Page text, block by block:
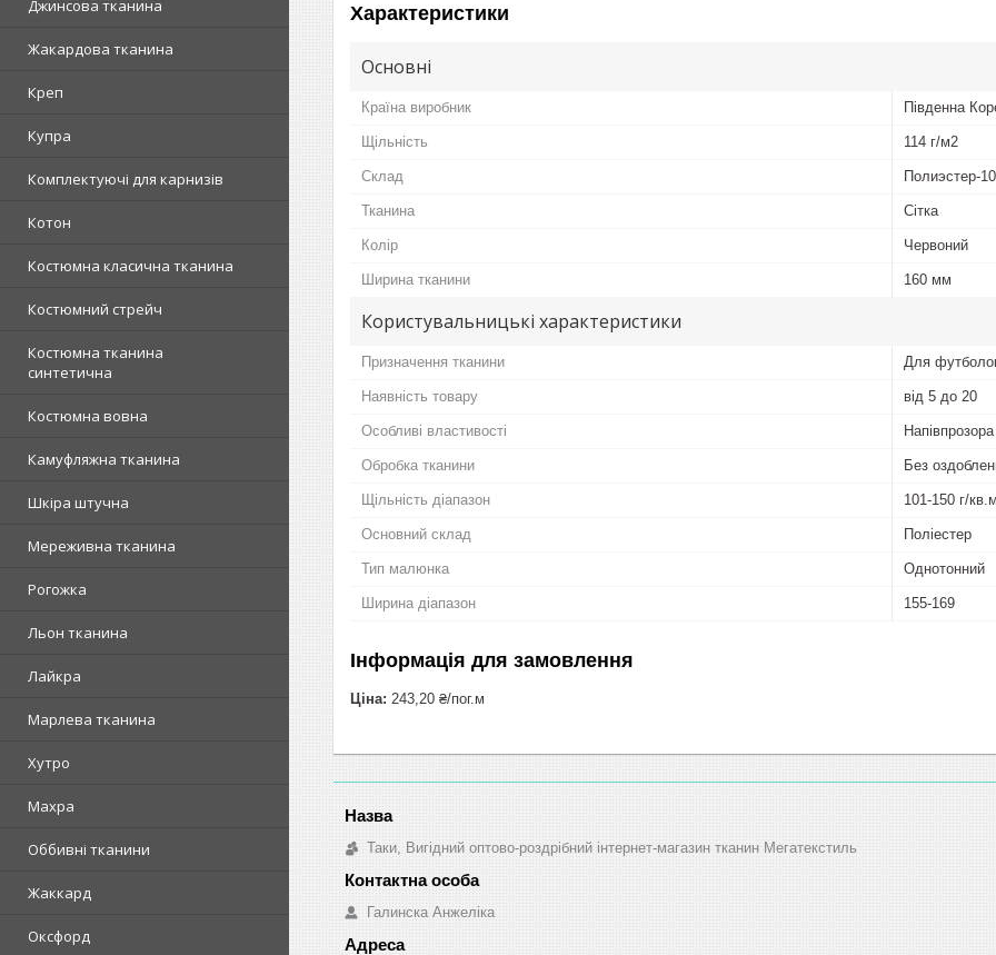
Джинсова тканина
Жакардова тканина
Креп
Купра
Комплектуючі для карнизів
Котон
Костюмна класична тканина
Костюмний стрейч
Костюмна тканина
синтетична
Костюмна вовна
Камуфляжна тканина
Шкіра штучна
Мереживна тканина
Рогожка
Льон тканина
Лайкра
Марлева тканина
Хутро
Махра
Оббивні тканини
Жаккард
Оксфорд
Характеристики
Основні
Країна виробник Південна
Щільність 114 г/м2
Склад Полиэстер-
Тканина Сітка
Колір Червоний
Ширина тканини 160 мм
Користувальницькі характеристики
Призначення тканини Для
Наявність товару від 5 до 20
Особливі властивості Напівпрозора
Обробка тканини Без
Щільність діапазон 101-150 г/кв.м
Основний склад Поліестер
Тип малюнка Однотонний
Ширина діапазон 155-169
Інформація для замовлення
Ціна: 243,20 ₴/пог.м
Таки, Вигідний оптово-роздрібний інтернет-магазин тканин Мегатекстиль
Галинска Анжеліка